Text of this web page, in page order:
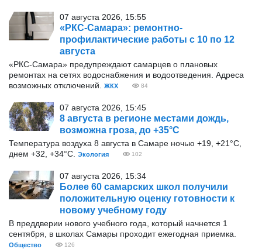
07 августа 2026, 15:55
«РКС-Самара»: ремонтно-
профилактические работы с 10 по 12
августа
«РКС-Самара» предупреждают самарцев о плановых
ремонтах на сетях водоснабжения и водоотведения. Адреса
возможных отключений.
ЖКХ 84
07 августа 2026, 15:45
8 августа в регионе местами дождь,
возможна гроза, до +35°С
Температура воздуха 8 августа в Самаре ночью +19, +21°С,
днем +32, +34°С.
Экология 102
07 августа 2026, 15:34
Более 60 самарских школ получили
положительную оценку готовности к
новому учебному году
В преддверии нового учебного года, который начнется 1
сентября, в школах Самары проходит ежегодная приемка.
Общество 126